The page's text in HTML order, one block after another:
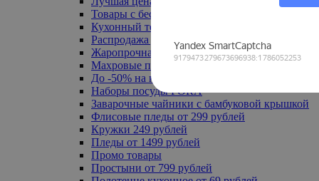
Товары с бесплатной доставкой
Кухонный текстиль
Распродажа до -50%
Жаропрочная посуда
Махровые полотенца
До -50% на ковры
Наборы посуды FORA
Заварочные чайники с бамбуковой крышкой
Флисовые пледы от 299 рублей
Кружки 249 рублей
Пледы от 1499 рублей
Промо товары
Простыни от 799 рублей